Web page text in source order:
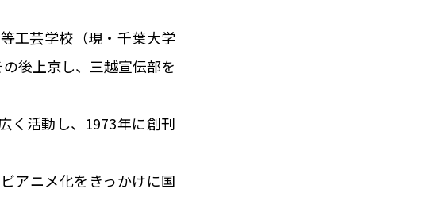
工芸学校（現・千葉大学
後上京し、三越宣伝部を
く活動し、1973年に創刊
アニメ化をきっかけに国